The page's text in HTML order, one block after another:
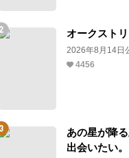
オークスト
2026年8月14日
4456
あの星が降
出会いたい。